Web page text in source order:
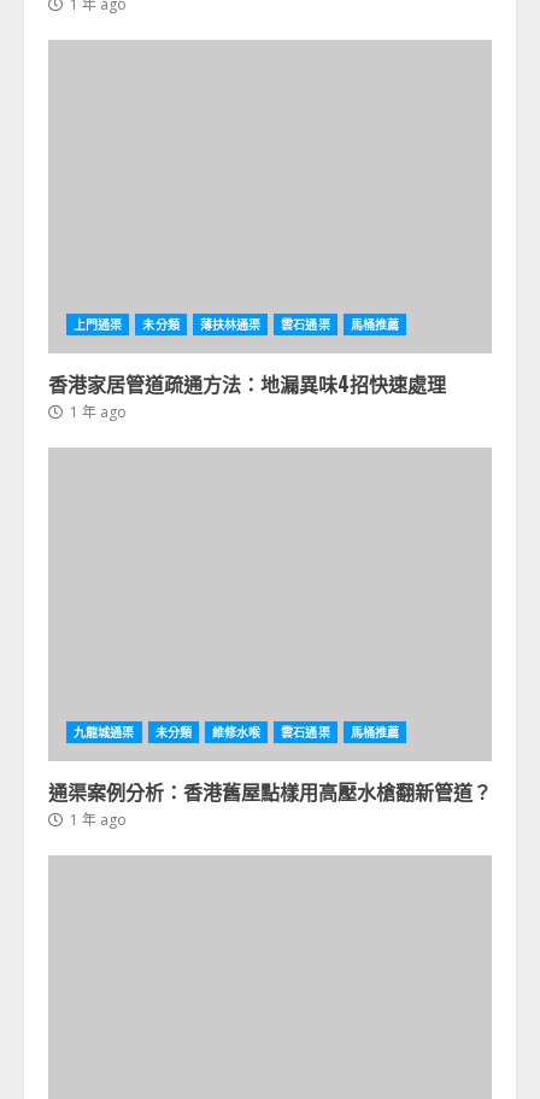
1 年 ago
上門通渠 未分類 薄扶林通渠 雲石通渠 馬桶推薦
香港家居管道疏通方法：地漏異味4招快速處理
1 年 ago
九龍城通渠 未分類 維修水喉 雲石通渠 馬桶推薦
通渠案例分析：香港舊屋點樣用高壓水槍翻新管道？
1 年 ago